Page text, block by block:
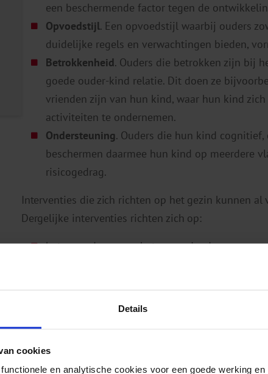
Details
cookies
en analytische cookies voor een goede werking
een beschermende factor tegen de
Opvoedstijl. Een opvoedstijl waarbij ouders
duidelijke regels en verwachtingen bieden,
Betrokkenheid. Ouders die betrokken zijn bij
goede ouder-kind relatie. Dit doen ze
vrienden zijn van hun kind, waar hun kind
activiteiten te ondernemen.
Ondersteuning. Ouders die hun kind
beschermen daarmee hun kind op meerdere
risicogedrag.
Interventies die zich richten op het gezin kunnen
Dergelijke interventies richten zich op:
het veranderen van het opvoedgedrag
Materiaal voor ouders
Helder Opvoeden richt zich via een website (